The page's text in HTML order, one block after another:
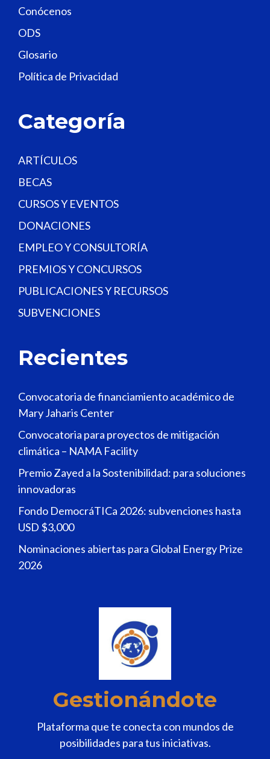
i
e
d
b
n
.
Conócenos
ODS
Glosario
Política de Privacidad
Categoría
ARTÍCULOS
BECAS
CURSOS Y EVENTOS
DONACIONES
EMPLEO Y CONSULTORÍA
PREMIOS Y CONCURSOS
PUBLICACIONES Y RECURSOS
SUBVENCIONES
Recientes
Convocatoria de financiamiento académico de
Mary Jaharis Center
Convocatoria para proyectos de mitigación
climática – NAMA Facility
Premio Zayed a la Sostenibilidad: para soluciones
innovadoras
Fondo DemocráTICa 2026: subvenciones hasta
USD $3,000
Nominaciones abiertas para Global Energy Prize
2026
Gestionándote
Plataforma que te conecta con mundos de
posibilidades para tus iniciativas.